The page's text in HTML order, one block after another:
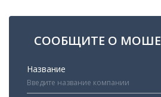
СООБЩИТЕ О
Название